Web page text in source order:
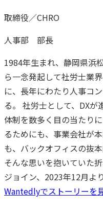
取締役／CHRO
人事部 部長
1984年生まれ、静岡県浜
ら一念発起して社労士業
に、長年にわたり人事コ
る。 社労士として、DX
体制を数多く目の当たり
るためにも、事業会社が
も、バックオフィスの抜
そんな思いを抱いていた
ジョイン、2023年12月よ
Wantedlyでストーリーを